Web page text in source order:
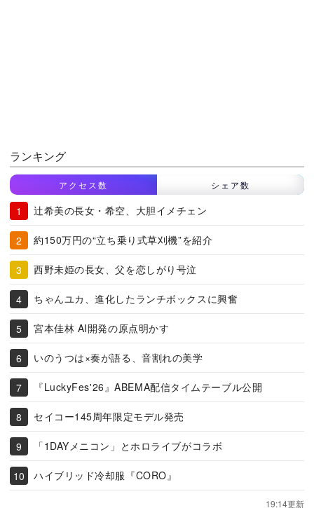
ランキング
アクセス数 シェア数
辻希美の長女・希空、大胆イメチェン
約150万円の“立ち乗り式草刈機”を紹介
西野未姫の長女、父を恋しがり号泣
ちゃんユカ、進化したランチボックスに興奮
宮本佳林 AI開発の原点明かす
いのうつは×奏が語る、音割れの美学
『LuckyFes'26』ABEMA配信タイムテーブル公開
セイコー145周年限定モデル発売
「1DAYメニコン」とホロライブがコラボ
ハイブリッド冷却服『CORO』
19:14更新